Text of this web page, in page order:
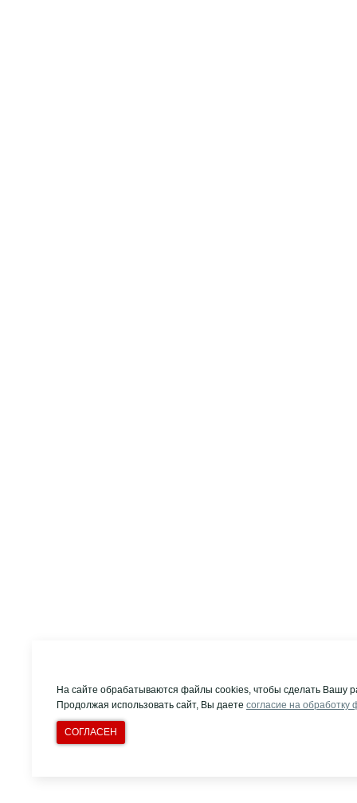
На сайте обрабатываются файлы cookies, чтобы сделать Вашу
Продолжая использовать сайт, Вы даете согласие на обработку
СОГЛАСЕН